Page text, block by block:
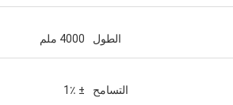
الطول 4000 ملم
التسامح ± 1٪